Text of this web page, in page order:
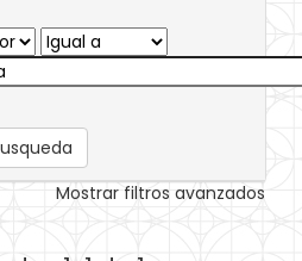
Mostrar filtros avanzados